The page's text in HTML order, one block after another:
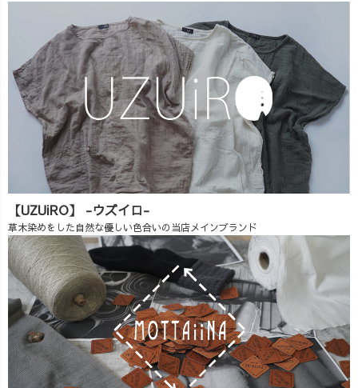
【UZUiRO】 -ウズイロ-
草木染めをした自然な優しい色合いの当店メインブランド